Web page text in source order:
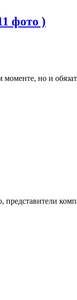
фото )
моменте, но и